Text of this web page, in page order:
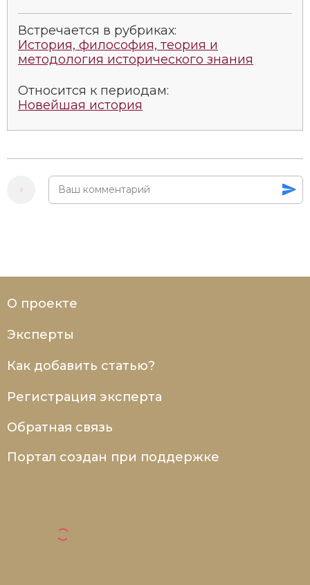
Встречается в рубриках:
История, философия, теория и
методология исторического знания
Относится к периодам:
Новейшая история
О проекте
Эксперты
Как добавить статью?
Регистрация эксперта
Обратная связь
Портал создан при поддержке